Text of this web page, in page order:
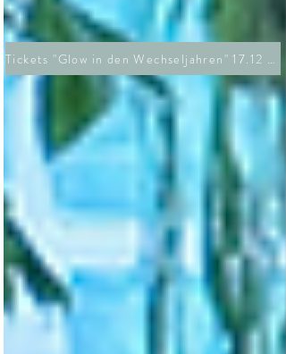
Tickets "Glow in den Wechseljahren" 17.12 26